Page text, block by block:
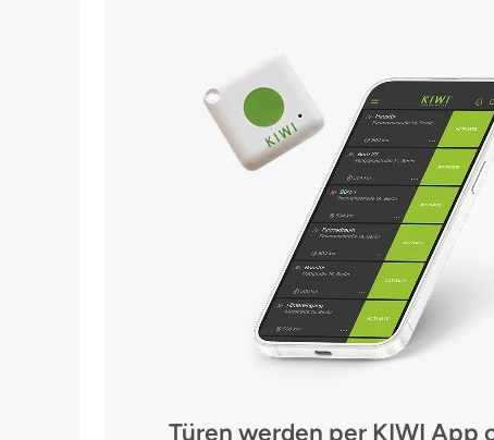
Türen werden per KIWI App